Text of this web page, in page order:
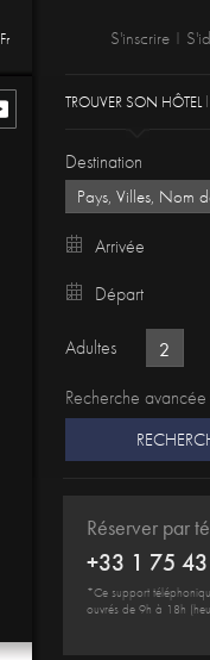
Fr S'inscrire |
TROUVER SON HÔTEL
Destination
Arrivée
Départ
Adultes
Recherche avancée
Réserver par
+33 1 75
*Ce support
ouvrés de 9h à 18h